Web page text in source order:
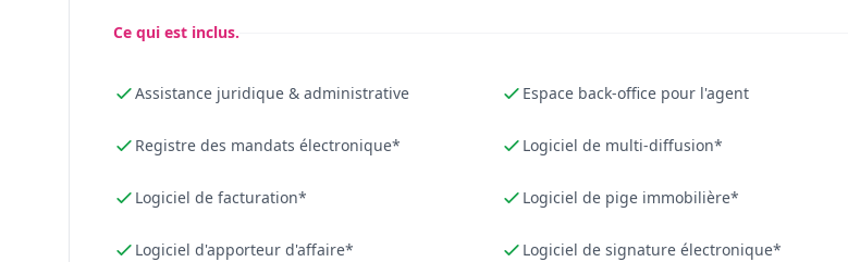
Ce qui est inclus.
Assistance juridique & administrative Espace back-office pour l'agent
Registre des mandats électronique* Logiciel de multi-diffusion*
Logiciel de facturation* Logiciel de pige immobilière*
Logiciel d'apporteur d'affaire* Logiciel de signature électronique*